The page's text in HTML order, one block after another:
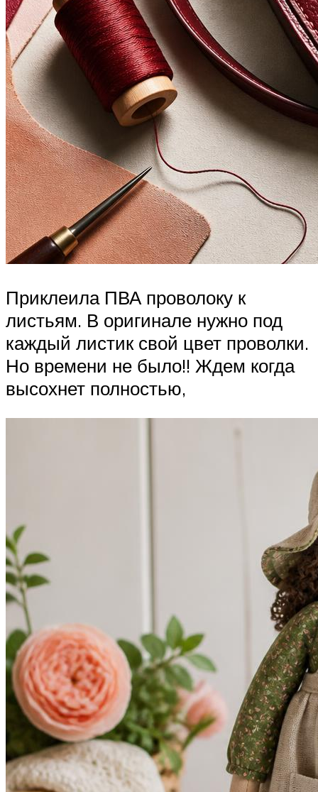
Приклеила ПВА проволоку к
листьям. В оригинале нужно под
каждый листик свой цвет проволки.
Но времени не было!! Ждем когда
высохнет полностью,